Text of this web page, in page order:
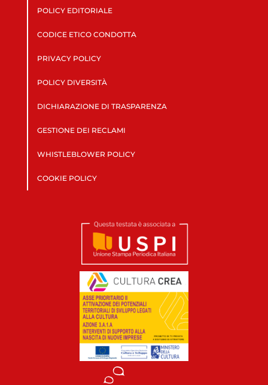
POLICY EDITORIALE
CODICE ETICO CONDOTTA
PRIVACY POLICY
POLICY DIVERSITÀ
DICHIARAZIONE DI TRASPARENZA
GESTIONE DEI RECLAMI
WHISTLEBLOWER POLICY
COOKIE POLICY